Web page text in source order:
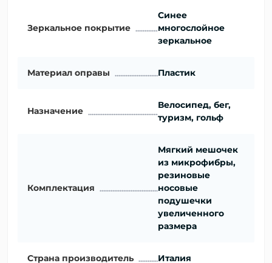
Зеркальное покрытие
Синее
многослойное
зеркальное
Материал оправы Пластик
Назначение
Велосипед, бег,
туризм, гольф
Комплектация
Мягкий мешочек
из микрофибры,
резиновые
носовые
подушечки
увеличенного
размера
Страна производитель Италия